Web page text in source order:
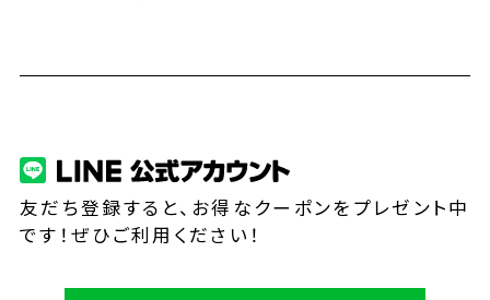
友だち登録すると、お得なクーポンをプレゼント中
です！ぜひご利用ください！